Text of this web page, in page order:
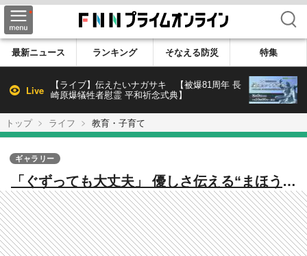
検索
最新ニュース ランキング そなえる防災 特集
Live
【ライブ】伝えたいナガサキ 【被爆81周年 長
崎原爆犠牲者慰霊 平和祈念式典】
トップ ライフ 教育・子育て
「ぐずっても大丈夫」 優しさ伝える“まほうの
シール”に英語版登場 子ども連れの外国人も
共感
ギャラリー